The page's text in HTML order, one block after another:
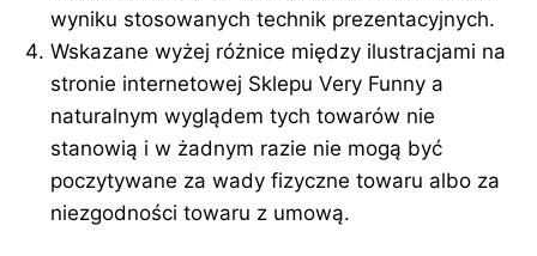
wyniku stosowanych technik prezentacyjnych.
Wskazane wyżej różnice między ilustracjami na
stronie internetowej Sklepu Very Funny a
naturalnym wyglądem tych towarów nie
stanowią i w żadnym razie nie mogą być
poczytywane za wady fizyczne towaru albo za
niezgodności towaru z umową.